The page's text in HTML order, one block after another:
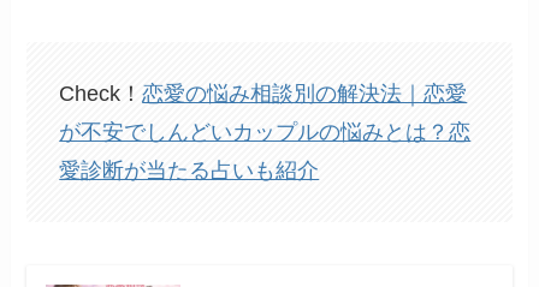
Check！恋愛の悩み相談別の解決法｜恋愛
が不安でしんどいカップルの悩みとは？恋
愛診断が当たる占いも紹介